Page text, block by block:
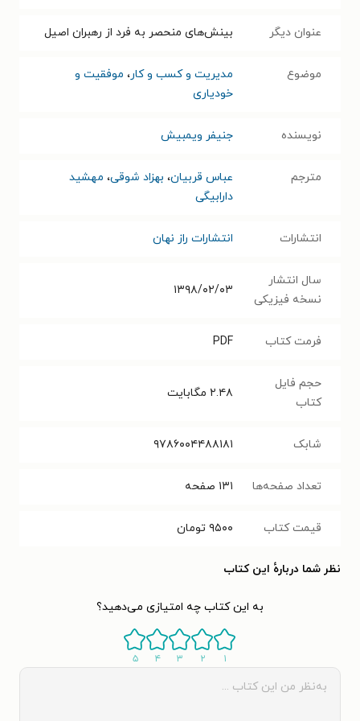
عنوان دیگر بینش‌های منحصر به فرد از رهبران اصیل
موضوع مدیریت و کسب و کار، موفقیت و
خودیاری
نویسنده جنیفر ویمبیش
مترجم عباس قربیان، بهزاد شوقی، مهشید
دارابیگی
انتشارات انتشارات راز نهان
سال انتشار
نسخه فیزیکی
۱۳۹۸/۰۲/۰۳
فرمت کتاب PDF
حجم فایل
کتاب
۲.۴۸ مگابایت
شابک ۹۷۸۶۰۰۴۴۸۸۱۸۱
تعداد صفحه‌ها ۱۳۱ صفحه
قیمت کتاب ۹۵۰۰ تومان
نظر شما دربارهٔ این کتاب
به این کتاب چه امتیازی می‌دهید؟
۱ ۲ ۳ ۴ ۵